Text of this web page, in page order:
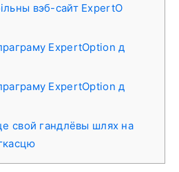
вэб-сайт ExpertO
ExpertOption д
ExpertOption д
свой гандлёвы шлях на